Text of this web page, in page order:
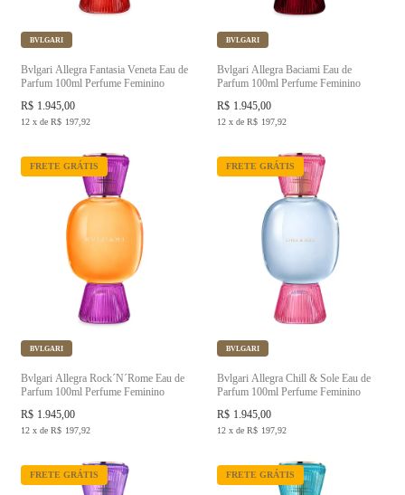
BVLGARI
Bvlgari Allegra Fantasia Veneta Eau de
Parfum 100ml Perfume Feminino
R$ 1.945,00
12 x de R$ 197,92
BVLGARI
Bvlgari Allegra Baciami Eau de
Parfum 100ml Perfume Feminino
R$ 1.945,00
12 x de R$ 197,92
FRETE GRÁTIS
BVLGARI
Bvlgari Allegra Rock´N´Rome Eau de
Parfum 100ml Perfume Feminino
R$ 1.945,00
12 x de R$ 197,92
FRETE GRÁTIS
BVLGARI
Bvlgari Allegra Chill & Sole Eau de
Parfum 100ml Perfume Feminino
R$ 1.945,00
12 x de R$ 197,92
FRETE GRÁTIS FRETE GRÁTIS